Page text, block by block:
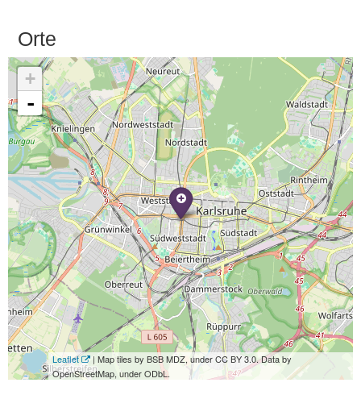
Orte
+
-
Leaflet
| Map tiles by BSB MDZ, under CC BY 3.0. Data by
OpenStreetMap, under ODbL.